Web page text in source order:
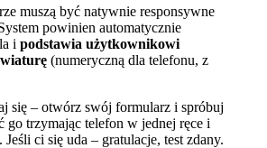
muszą być natywnie responsywne
powinien automatycznie
i podstawia użytkownikowi
(numeryczną dla telefonu, z
się – otwórz swój formularz i spróbuj
go trzymając telefon w jednej ręce i
ci się uda – gratulacje, test zdany.